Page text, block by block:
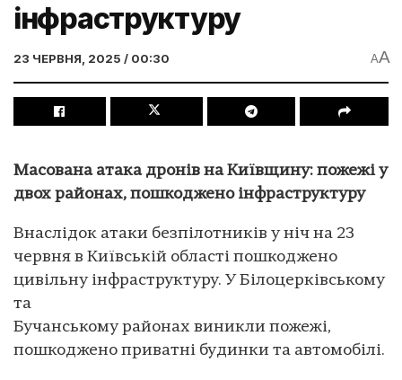
інфраструктуру
23 ЧЕРВНЯ, 2025 / 00:30 AA
Масована атака дронів на Київщину: пожежі у
двох районах, пошкоджено інфраструктуру
Внаслідок атаки безпілотників у ніч на 23
червня в Київській області пошкоджено
цивільну інфраструктуру. У Білоцерківському
та
Бучанському районах виникли пожежі,
пошкоджено приватні будинки та автомобілі.